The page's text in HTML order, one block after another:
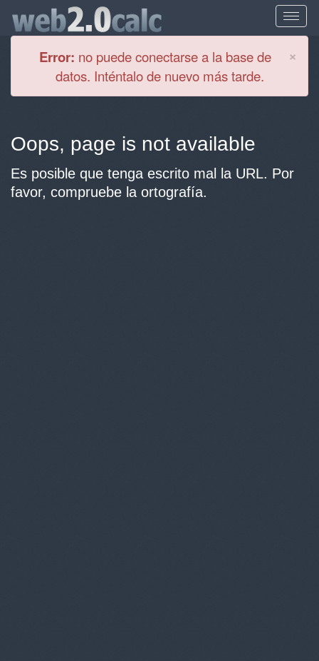
×
Error: no puede conectarse a la base de
datos. Inténtalo de nuevo más tarde.
Oops, page is not available
Es posible que tenga escrito mal la URL. Por
favor, compruebe la ortografía.